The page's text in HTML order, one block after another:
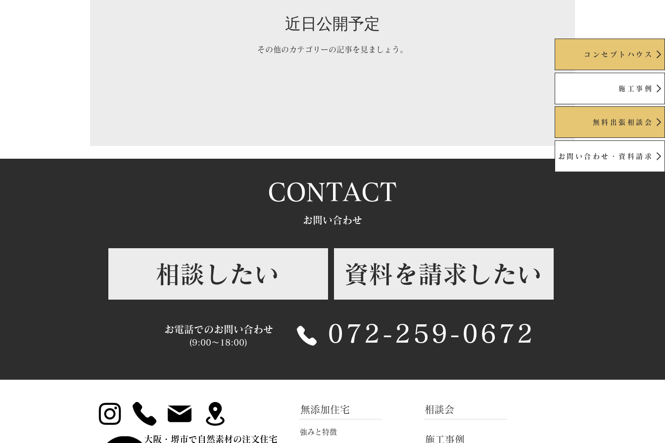
コンセプトハウス
施工事例
無料出張相談会
お問い合わせ・資料請求
近日公開予定
その他のカテゴリーの記事を見ましょう。
CONTACT
​お問い合わせ​
相談したい 資料を請求したい
072-259-0672
​お電話でのお問い合わせ​
(9:00～18:00)
大阪・堺市で自然素材の注文住宅​
無添加住宅
強みと特徴
相談会
施工事例